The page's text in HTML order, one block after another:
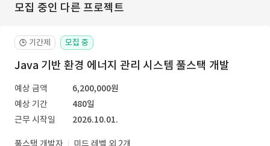
모집 중인 다른 프로젝트
🕒 기간제 모집 중
Java 기반 환경 에너지 관리 시스템 풀스택 개발
예상 금액
6,200,000원
예상 기간
480일
근무 시작일
2026.10.01.
풀스택 개발자 미드 레벨 외 2개